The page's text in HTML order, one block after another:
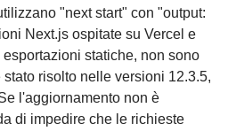
"next start" con "output:
Next.js ospitate su Vercel e
statiche, non sono
risolto nelle versioni 12.3.5,
l'aggiornamento non è
di impedire che le richieste